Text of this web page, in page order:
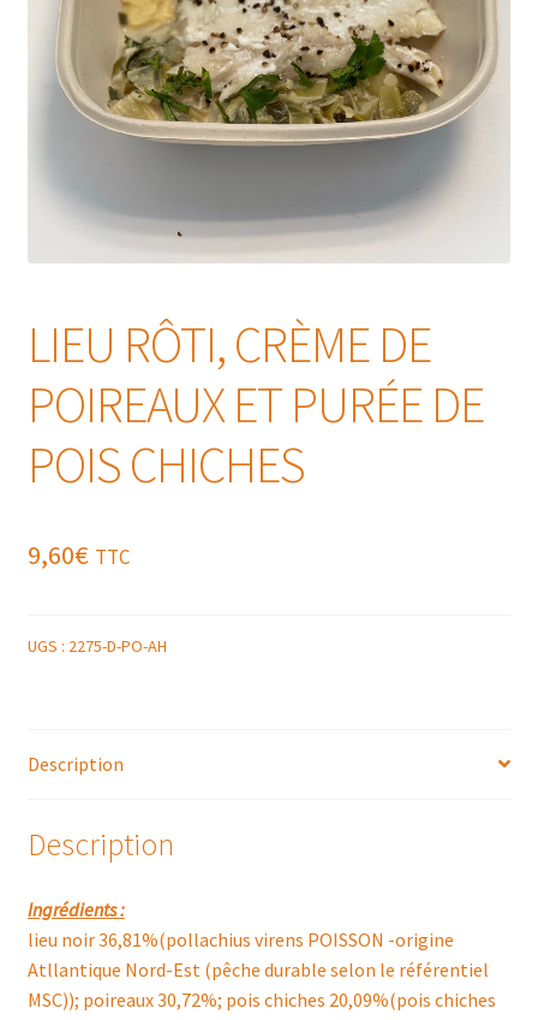
LIEU RÔTI, CRÈME DE
POIREAUX ET PURÉE DE
POIS CHICHES
9,60€ TTC
UGS : 2275-D-PO-AH
Description
Description
Ingrédients :
lieu noir 36,81%(pollachius virens POISSON -origine
Atllantique Nord-Est (pêche durable selon le référentiel
MSC)); poireaux 30,72%; pois chiches 20,09%(pois chiches